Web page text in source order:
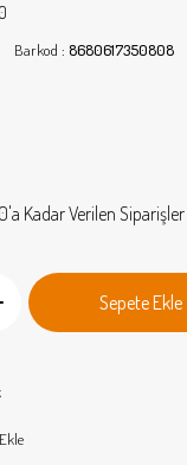
Barkod : 8680617350808
Kadar Verilen Siparişler